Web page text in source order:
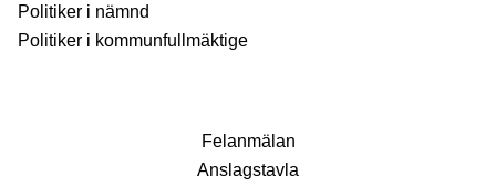
Politiker i nämnd
Politiker i kommunfullmäktige
Fel­anmälan
Anslags­tavla